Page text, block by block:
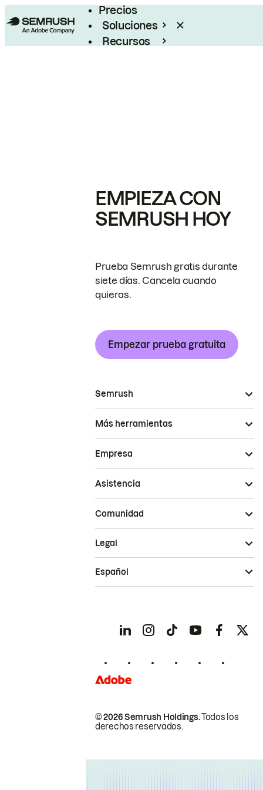
Precios
Soluciones
Recursos
EMPIEZA CON
SEMRUSH HOY
Prueba Semrush gratis durante
siete días. Cancela cuando
quieras.
Empezar prueba gratuita
Semrush
Más herramientas
Empresa
Asistencia
Comunidad
© 2026 Semrush Holdings.Todos los
derechos reservados.
Legal
Español